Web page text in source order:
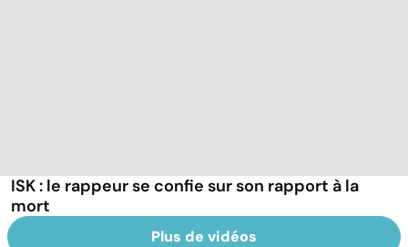
ISK : le rappeur se confie sur son rapport à la
mort
Plus de vidéos